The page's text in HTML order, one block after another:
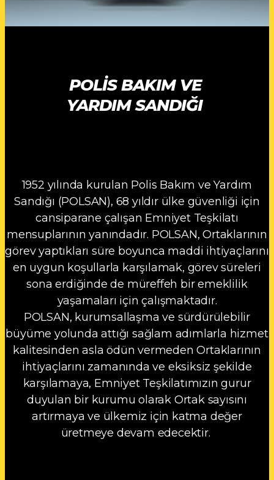
POLIS BAKIM VE
YARDIM SANDIĞI
1952 yılında kurulan Polis Bakım ve Yardım
Sandığı (POLSAN), 68 yıldır ülke güvenliği için
cansiparane çalışan Emniyet Teşkilatı
mensuplarının yanındadır. POLSAN, Ortaklarının
görev yaptıkları süre boyunca maddi ihtiyaçlarını
en uygun koşullarla karşılamak, görev süreleri
sona erdiğinde de müreffeh bir emeklilik
yaşamaları için çalışmaktadır.
POLSAN, kurumsallaşma ve sürdürülebilir
büyüme yolunda attığı sağlam adımlarla hizmet
kalitesinden asla ödün vermeden Ortaklarının
ihtiyaçlarını zamanında ve eksiksiz şekilde
karşılamaya, Emniyet Teşkilatımızın gurur
duyulan bir kurumu olarak Ortak sayısını
artırmaya ve ülkemiz için katma değer
üretmeye devam edecektir.